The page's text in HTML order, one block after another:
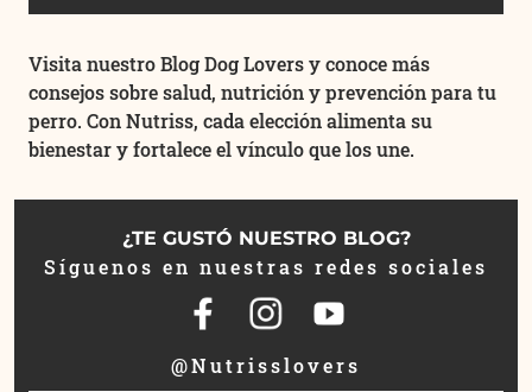
Visita nuestro Blog Dog Lovers y conoce más
consejos sobre salud, nutrición y prevención para tu
perro. Con Nutriss, cada elección alimenta su
bienestar y fortalece el vínculo que los une.
¿TE GUSTÓ NUESTRO BLOG?
Síguenos en nuestras redes sociales
@Nutrisslovers